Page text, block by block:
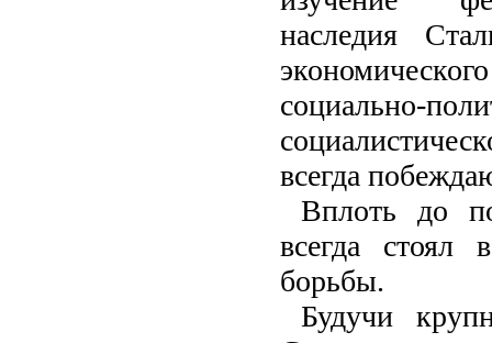
наследия
социально-
всегда
Вплоть до
всегда стоял
борьбы.
Будучи